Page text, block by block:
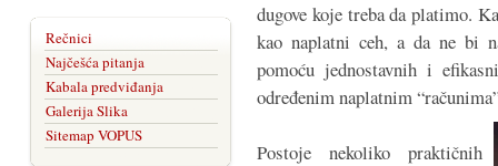
dugove koje treba da platimo.
kao naplatni ceh, a da ne bi
pomoću jednostavnih i
određenim naplatnim
Postoje nekoliko praktičnih
Rečnici
Najčešća pitanja
Kabala predviđanja
Galerija Slika
Sitemap VOPUS